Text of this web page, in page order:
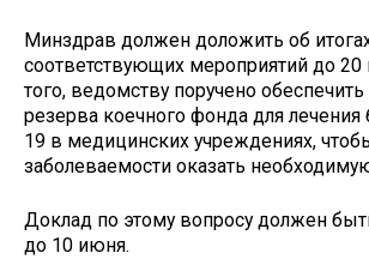
Минздрав должен доложить об
соответствующих мероприятий до
того, ведомству поручено
резерва коечного фонда для лечения
19 в медицинских учреждениях,
заболеваемости оказать
Доклад по этому вопросу должен
до 10 июня.